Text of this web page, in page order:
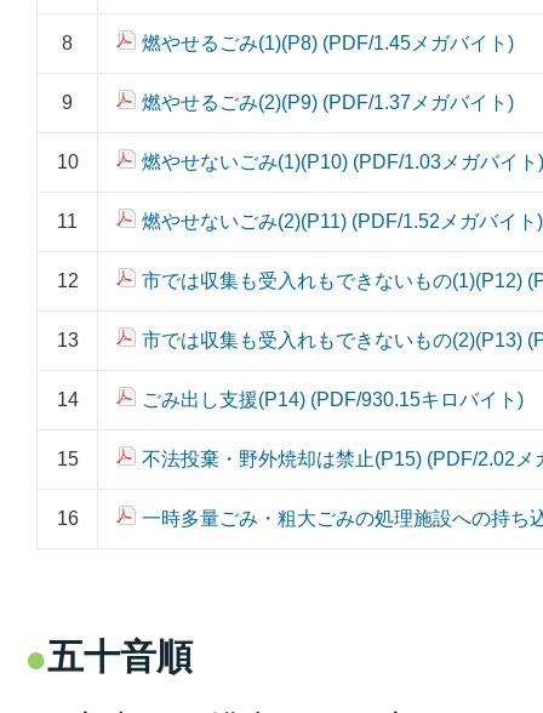
8 燃やせるごみ(1)(P8) (PDF/1.45メガバイト)
9 燃やせるごみ(2)(P9) (PDF/1.37メガバイト)
10 燃やせないごみ(1)(P10) (PDF/1.03メガバイト)
11 燃やせないごみ(2)(P11) (PDF/1.52メガバイト)
12 市では収集も受入れもできないもの(1)(P12)
13 市では収集も受入れもできないもの(2)(P13)
14 ごみ出し支援(P14) (PDF/930.15キロバイト)
15 不法投棄・野外焼却は禁止(P15) (PDF/2.02メ
16 一時多量ごみ・粗大ごみの処理施設への持ち
五十音順